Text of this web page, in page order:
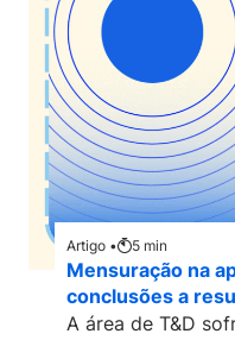
Artigo • 5 min
Mensuração na
conclusões a
A área de T&D